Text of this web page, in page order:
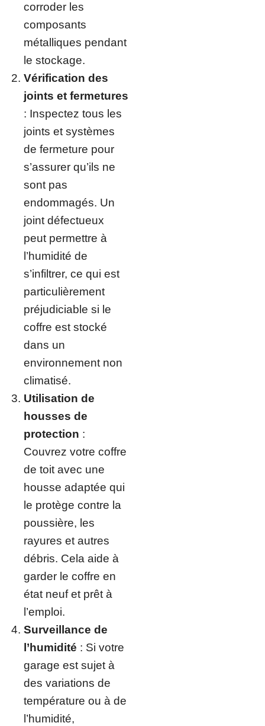
corroder les
composants
métalliques pendant
le stockage.
Vérification des
joints et fermetures
: Inspectez tous les
joints et systèmes
de fermeture pour
s’assurer qu’ils ne
sont pas
endommagés. Un
joint défectueux
peut permettre à
l’humidité de
s’infiltrer, ce qui est
particulièrement
préjudiciable si le
coffre est stocké
dans un
environnement non
climatisé.
Utilisation de
housses de
protection :
Couvrez votre coffre
de toit avec une
housse adaptée qui
le protège contre la
poussière, les
rayures et autres
débris. Cela aide à
garder le coffre en
état neuf et prêt à
l’emploi.
Surveillance de
l’humidité : Si votre
garage est sujet à
des variations de
température ou à de
l’humidité,